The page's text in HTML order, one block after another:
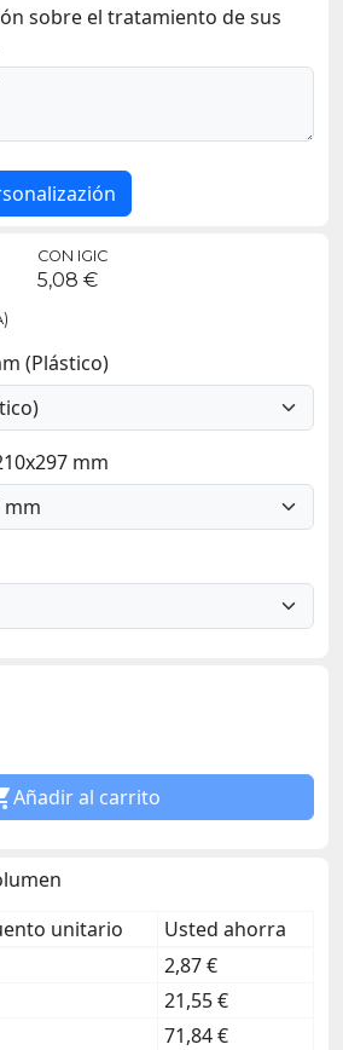
sobre el tratamiento de sus
CON IGIC
5,08 €
(Plástico)
mm
Añadir al carrito
unitario
Usted ahorra
2,87 €
21,55 €
71,84 €